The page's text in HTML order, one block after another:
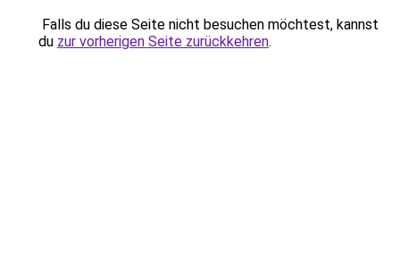
Falls du diese Seite nicht besuchen möchtest, kannst
du zur vorherigen Seite zurückkehren.